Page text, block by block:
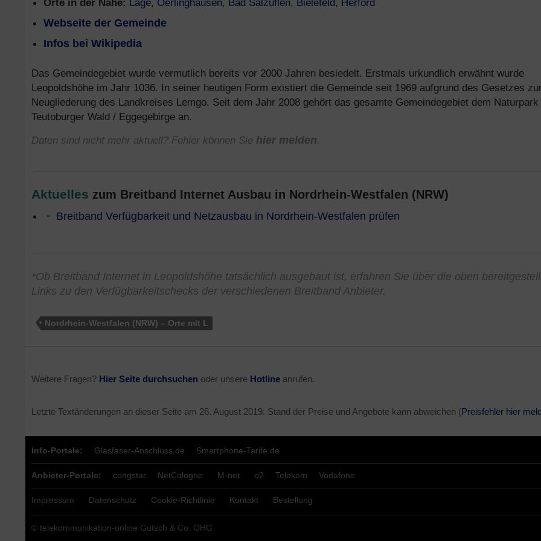
Orte in der Nähe: Lage, Oerlinghausen, Bad Salzuflen, Bielefeld, Herford
Webseite der Gemeinde
Infos bei Wikipedia
Das Gemeindegebiet wurde vermutlich bereits vor 2000 Jahren besiedelt. Erstmals urkundlich erwähnt wurde
Leopoldshöhe im Jahr 1036. In seiner heutigen Form existiert die Gemeinde seit 1969 aufgrund des Gesetzes
Neugliederung des Landkreises Lemgo. Seit dem Jahr 2008 gehört das gesamte Gemeindegebiet dem Naturpark
Teutoburger Wald / Eggegebirge an.
Daten sind nicht mehr aktuell? Fehler können Sie hier melden.
Aktuelles zum Breitband Internet Ausbau in Nordrhein-Westfalen (NRW)
Breitband Verfügbarkeit und Netzausbau in Nordrhein-Westfalen prüfen
*Ob Breitband Internet in Leopoldshöhe tatsächlich ausgebaut ist, erfahren Sie über die oben
Links zu den Verfügbarkeitschecks der verschiedenen Breitband Anbieter.
Nordrhein-Westfalen (NRW) – Orte mit L
Weitere Fragen? Hier Seite durchsuchen oder unsere Hotline anrufen.
Letzte Textänderungen an dieser Seite am 26. August 2019. Stand der Preise und Angebote kann abweichen (Preisfehler hier
Info-Portale: Glasfaser-Anschluss.de Smartphone-Tarife.de
Anbieter-Portale: congstar NetCologne M-net o2 Telekom Vodafone
Impressum Datenschutz Cookie-Richtlinie Kontakt Bestellung
© telekommunikation-online Gutsch & Co. OHG